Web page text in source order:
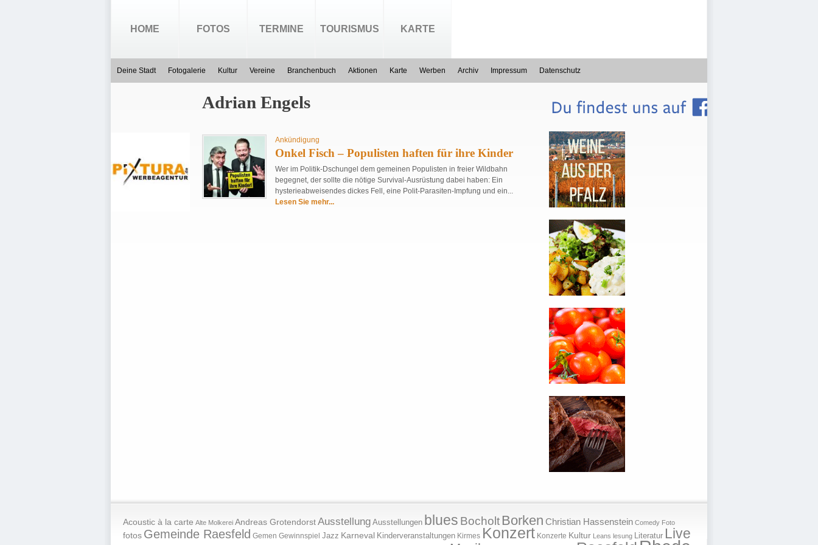
HOME FOTOS TERMINE TOURISMUS KARTE
Deine Stadt Fotogalerie Kultur Vereine Branchenbuch Aktionen Karte Werben Archiv Impressum Datenschutz
Adrian Engels
Ankündigung
Onkel Fisch – Populisten haften für ihre Kinder
Wer im Politik-Dschungel dem gemeinen Populisten in freier Wildbahn
begegnet, der sollte die nötige Survival-Ausrüstung dabei haben: Ein
hysterieabweisendes dickes Fell, eine Polit-Parasiten-Impfung und ein...
Lesen Sie mehr...
Acoustic à la carte Alte Molkerei Andreas GrotendorstAusstellung Ausstellungen blues Bocholt Borken Christian Hassenstein Comedy Foto
fotos Gemeinde Raesfeld Gemen Gewinnspiel Jazz Karneval Kinderveranstaltungen Kirmes Konzert Konzerte Kultur Leans lesung Literatur Live